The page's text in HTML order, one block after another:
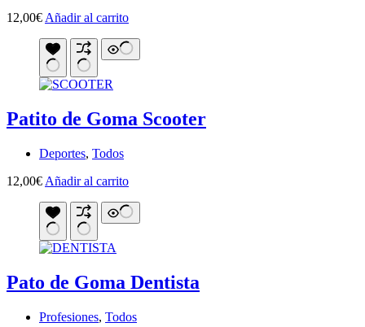
12,00€ Añadir al carrito
Patito de Goma Scooter
Deportes, Todos
12,00€ Añadir al carrito
Pato de Goma Dentista
Profesiones, Todos